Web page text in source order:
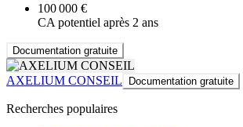
100 000 €
CA potentiel après 2 ans
Documentation gratuite
AXELIUM CONSEIL Documentation gratuite
Recherches populaires